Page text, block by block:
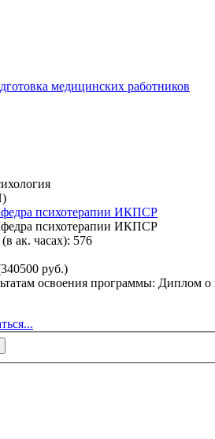
медицинских работников
психотерапии ИКПСР
психотерапии ИКПСР
ак. часах): 576
руб.)
освоения программы: Диплом о